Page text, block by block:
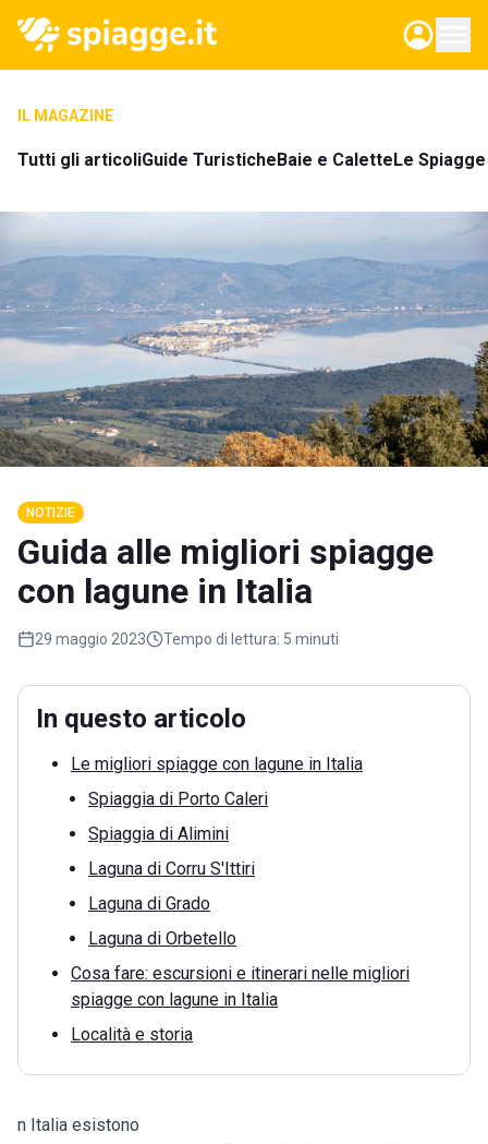
IL MAGAZINE
Tutti gli articoliGuide TuristicheBaie e CaletteLe
NOTIZIE
Guida alle migliori spiagge
con lagune in Italia
29 maggio 2023 Tempo di lettura: 5 minuti
In questo articolo
Le migliori spiagge con lagune in Italia
Spiaggia di Porto Caleri
Spiaggia di Alimini
Laguna di Corru S'Ittiri
Laguna di Grado
Laguna di Orbetello
Cosa fare: escursioni e itinerari nelle migliori
spiagge con lagune in Italia
Località e storia
n Italia esistono